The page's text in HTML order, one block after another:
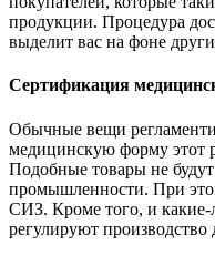
продукции. Процедура
выделит вас на фоне
Сертификация
Обычные вещи
медицинскую форму этот
Подобные товары не
промышленности. При
СИЗ. Кроме того, и какие-
регулируют